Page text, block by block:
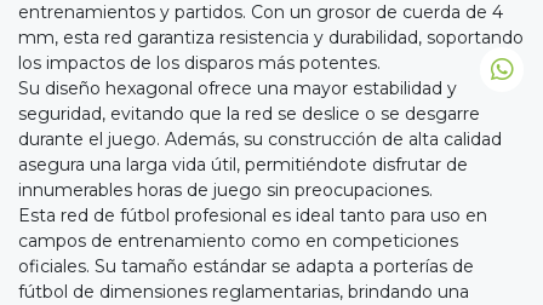
entrenamientos y partidos. Con un grosor de cuerda de 4
mm, esta red garantiza resistencia y durabilidad, soportando
los impactos de los disparos más potentes.
Su diseño hexagonal ofrece una mayor estabilidad y
seguridad, evitando que la red se deslice o se desgarre
durante el juego. Además, su construcción de alta calidad
asegura una larga vida útil, permitiéndote disfrutar de
innumerables horas de juego sin preocupaciones.
Esta red de fútbol profesional es ideal tanto para uso en
campos de entrenamiento como en competiciones
oficiales. Su tamaño estándar se adapta a porterías de
fútbol de dimensiones reglamentarias, brindando una